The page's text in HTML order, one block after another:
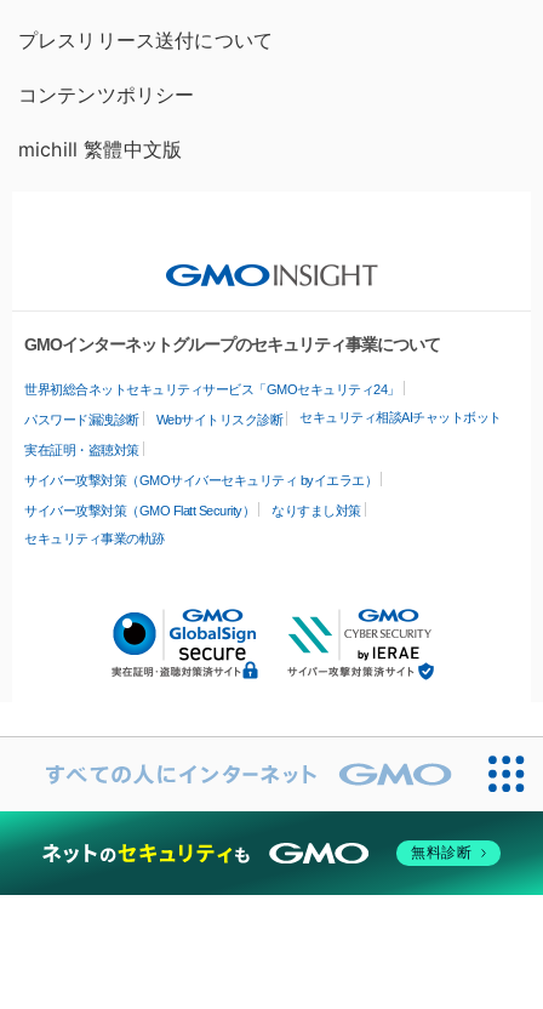
プレスリリース送付について
コンテンツポリシー
michill 繁體中文版
GMOインターネットグループのセキュリティ事業について
世界初総合ネットセキュリティサービス「GMOセキュリティ24」
パスワード漏洩診断 Webサイトリスク診断 セキュリティ相談AIチャットボット
実在証明・盗聴対策
サイバー攻撃対策（GMOサイバーセキュリティ byイエラエ）
サイバー攻撃対策（GMO Flatt Security）
なりすまし対策
セキュリティ事業の軌跡
無料診断